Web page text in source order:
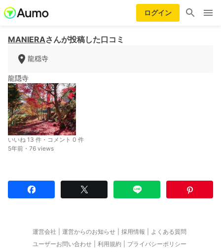
ログイン
MANIERAさんが投稿した口コミ
龍穏寺
龍隠寺
いいね 13 件・コメント 0 件
5年前・76 views
運営会社 運営からのお知らせ 採用情報
よくある質問
ユーザーお問い合わせ
利用規約
プライバシーポリシー